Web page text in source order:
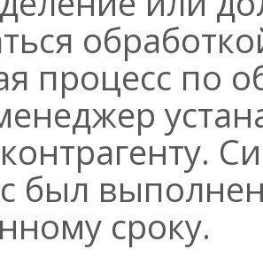
процесс по
был
сроку.